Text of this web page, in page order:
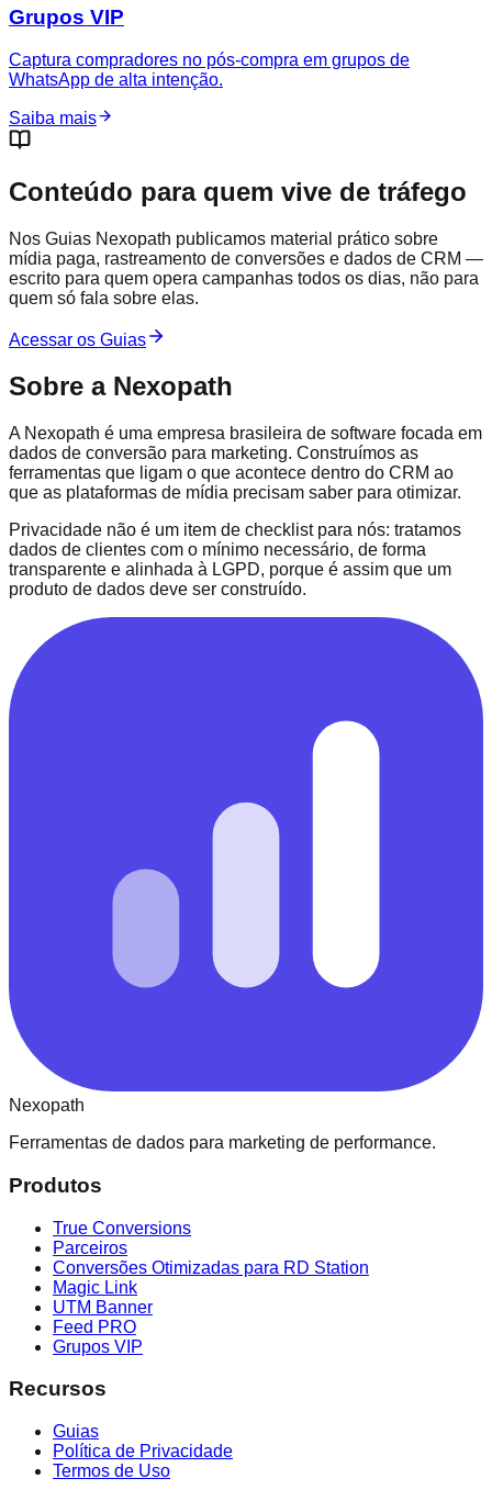
Grupos VIP
Captura compradores no pós-compra em grupos de
WhatsApp de alta intenção.
Saiba mais
Conteúdo para quem vive de tráfego
Nos Guias Nexopath publicamos material prático sobre
mídia paga, rastreamento de conversões e dados de CRM —
escrito para quem opera campanhas todos os dias, não para
quem só fala sobre elas.
Acessar os Guias
Sobre a Nexopath
A Nexopath é uma empresa brasileira de software focada em
dados de conversão para marketing. Construímos as
ferramentas que ligam o que acontece dentro do CRM ao
que as plataformas de mídia precisam saber para otimizar.
Privacidade não é um item de checklist para nós: tratamos
dados de clientes com o mínimo necessário, de forma
transparente e alinhada à LGPD, porque é assim que um
produto de dados deve ser construído.
Nexopath
Ferramentas de dados para marketing de performance.
Produtos
True Conversions
Parceiros
Conversões Otimizadas para RD Station
Magic Link
UTM Banner
Feed PRO
Grupos VIP
Recursos
Guias
Política de Privacidade
Termos de Uso